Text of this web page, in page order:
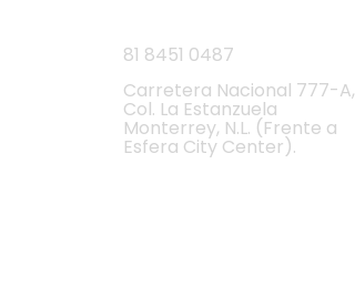
81 8451 0487
Carretera Nacional 777-A,
Col. La Estanzuela
Monterrey, N.L. (Frente a
Esfera City Center).